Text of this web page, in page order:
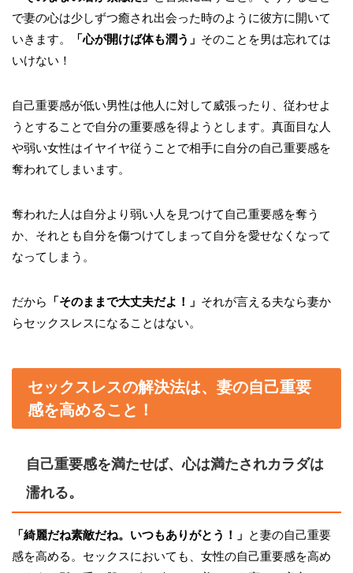
で妻の心は少しずつ癒され出会った時のように彼方に開いて
いきます。
「心が開けば体も潤う」 そのことを男は忘れては
いけない！
自己重要感が低い男性は他人に対して威張ったり、従わせよ
うとすることで自分の重要感を得ようとします。真面目な人
や弱い女性はイヤイヤ従うことで相手に自分の自己重要感を
奪われてしまいます。
奪われた人は自分より弱い人を見つけて自己重要感を奪う
か、それとも自分を傷つけてしまって自分を愛せなくなって
なってしまう。
だから 「そのままで大丈夫だよ！」 それが言える夫なら妻か
らセックスレスになることはない。
セックスレスの解決法は、妻の自己重要
感を高めること！
自己重要感を満たせば、心は満たされカラダは
濡れる。
「綺麗だね素敵だね。いつもありがとう！」
と妻の自己重要
感を高める。セックスにおいても、女性の自己重要感を高め